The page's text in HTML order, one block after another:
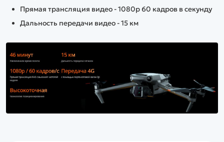
Прямая трансляция видео - 1080p 60 кадров в секунду
Дальность передачи видео - 15 км